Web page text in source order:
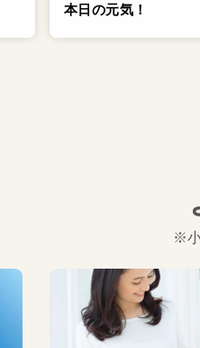
本日の元気！
※小